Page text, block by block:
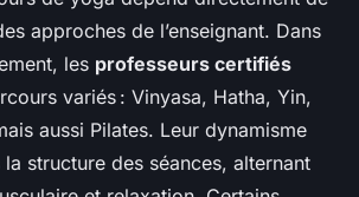
approches de l’enseignant. Dans
les professeurs certifiés
variés : Vinyasa, Hatha, Yin,
aussi Pilates. Leur dynamisme
structure des séances, alternant